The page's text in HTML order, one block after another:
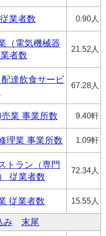
業者数 0.90人
（電気機械器
者数
21.52人
達飲食サービ
67.28人
業 事業所数 9.40軒
理業 事業所数 1.09軒
トラン（専門
従業者数
72.34人
従業者数 15.55人
み 末尾